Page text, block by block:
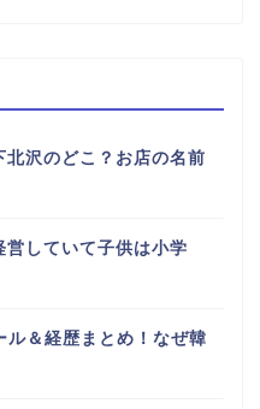
沢のどこ？お店の名前
していて子供は小学
＆経歴まとめ！なぜ韓